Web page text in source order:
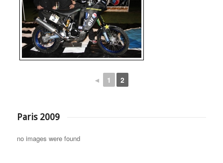
◄ 1 2
Paris 2009
no images were found